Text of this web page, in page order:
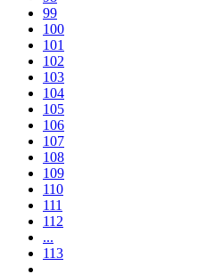
99
100
101
102
103
104
105
106
107
108
109
110
111
112
...
113